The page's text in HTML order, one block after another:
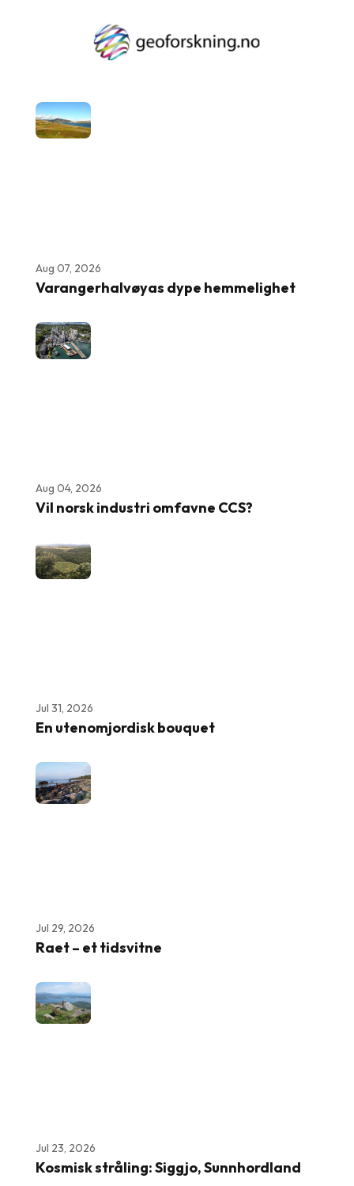
Aug 07, 2026
Varangerhalvøyas dype hemmelighet
Aug 04, 2026
Vil norsk industri omfavne CCS?
Jul 31, 2026
En utenomjordisk bouquet
Jul 29, 2026
Raet – et tidsvitne
Jul 23, 2026
Kosmisk stråling: Siggjo, Sunnhordland